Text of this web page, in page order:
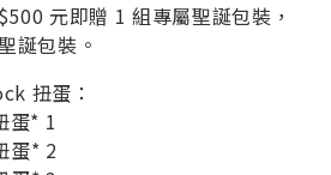
元即贈 1 組專屬聖誕包裝，
誕包裝。
扭蛋：
蛋* 1
蛋* 2